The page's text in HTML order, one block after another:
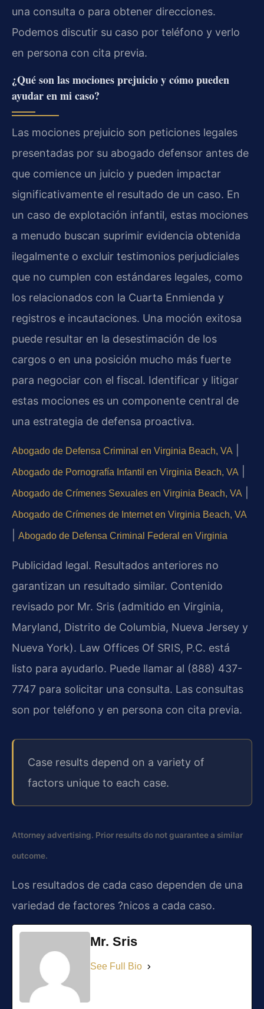
una consulta o para obtener direcciones.
Podemos discutir su caso por teléfono y verlo
en persona con cita previa.
¿Qué son las mociones prejuicio y cómo pueden
ayudar en mi caso?
Las mociones prejuicio son peticiones legales
presentadas por su abogado defensor antes de
que comience un juicio y pueden impactar
significativamente el resultado de un caso. En
un caso de explotación infantil, estas mociones
a menudo buscan suprimir evidencia obtenida
ilegalmente o excluir testimonios perjudiciales
que no cumplen con estándares legales, como
los relacionados con la Cuarta Enmienda y
registros e incautaciones. Una moción exitosa
puede resultar en la desestimación de los
cargos o en una posición mucho más fuerte
para negociar con el fiscal. Identificar y litigar
estas mociones es un componente central de
una estrategia de defensa proactiva.
Abogado de Defensa Criminal en Virginia Beach, VA
Abogado de Pornografía Infantil en Virginia Beach, VA
Abogado de Crímenes Sexuales en Virginia Beach, VA
Abogado de Crímenes de Internet en Virginia Beach, VA
Abogado de Defensa Criminal Federal en Virginia
Publicidad legal. Resultados anteriores no
garantizan un resultado similar. Contenido
revisado por Mr. Sris (admitido en Virginia,
Maryland, Distrito de Columbia, Nueva Jersey y
Nueva York). Law Offices Of SRIS, P.C. está
listo para ayudarlo. Puede llamar al (888) 437-
7747 para solicitar una consulta. Las consultas
son por teléfono y en persona con cita previa.
Case results depend on a variety of
factors unique to each case.
Attorney advertising. Prior results do not guarantee a similar
outcome.
Los resultados de cada caso dependen de una
variedad de factores ?nicos a cada caso.
Mr. Sris
See Full Bio